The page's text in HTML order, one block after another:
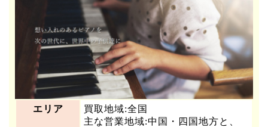
エリア
買取地域:全国
主な営業地域:中国・四国地方と、